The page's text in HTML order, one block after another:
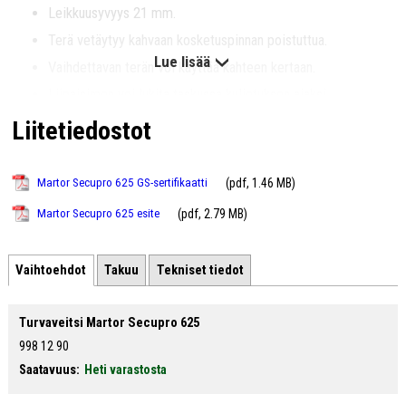
Leikkuusyvyys 21 mm.
Vaihdettavan terän voi käyttää kahteen kertaan.
Helppo terän vaihto - ei vaadi työkaluja.
Tekniset ominaisuudet
Lue lisää
Liitetiedostot
Martor Secupro 625 GS-sertifikaatti (pdf, 1.46 MB)
Martor Secupro 625 esite (pdf, 2.79 MB)
Vaihtoehdot Takuu Tekniset tiedot
Turvaveitsi Martor Secupro 625
998 12 90
Saatavuus: Heti varastosta